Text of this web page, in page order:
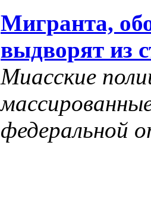
Мигранта,
выдворят из
Миасские
федеральной